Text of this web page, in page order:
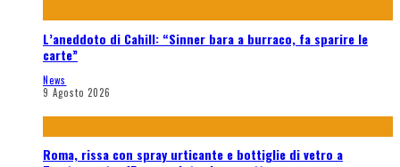
L’aneddoto di Cahill: “Sinner bara a burraco, fa sparire le
carte”
News
9 Agosto 2026
Roma, rissa con spray urticante e bottiglie di vetro a